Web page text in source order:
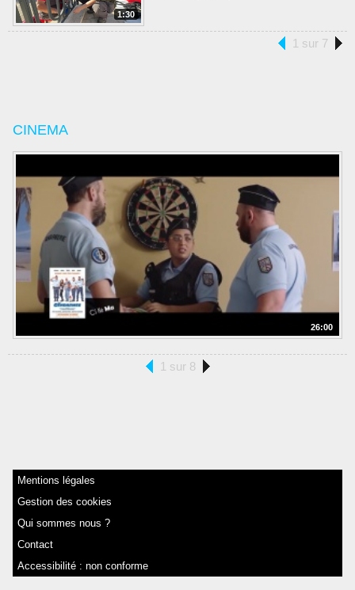
1:30
1 sur 7
CINEMA
26:00
1 sur 8
Mentions légales
Gestion des cookies
Qui sommes nous ?
Contact
Accessibilité : non conforme